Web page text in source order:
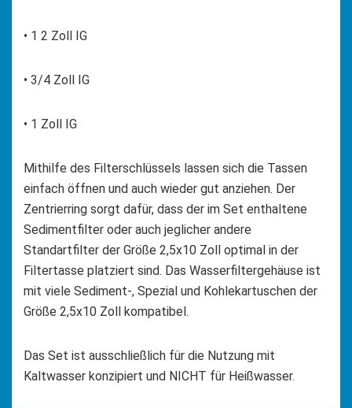
• 1 2 Zoll IG
• 3/4 Zoll IG
• 1 Zoll IG
Mithilfe des Filterschlüssels lassen sich die Tassen
einfach öffnen und auch wieder gut anziehen. Der
Zentrierring sorgt dafür, dass der im Set enthaltene
Sedimentfilter oder auch jeglicher andere
Standartfilter der Größe 2,5x10 Zoll optimal in der
Filtertasse platziert sind. Das Wasserfiltergehäuse ist
mit viele Sediment-, Spezial und Kohlekartuschen der
Größe 2,5x10 Zoll kompatibel.
Das Set ist ausschließlich für die Nutzung mit
Kaltwasser konzipiert und NICHT für Heißwasser.